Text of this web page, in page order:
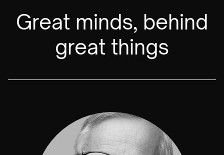
Great minds, behind
great things